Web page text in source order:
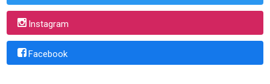
Instagram
Facebook